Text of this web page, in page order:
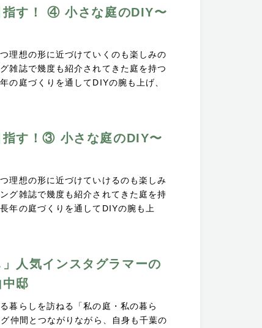
指す！ ④ 小さな庭のDIY〜
理想の形に近づけていくのも楽しみの
雑誌で幾度も紹介されてきた庭を持つ
の庭づくりを通してDIYの腕も上げ、
指す！③ 小さな庭のDIY〜
理想の形に近づけていけるのも楽しみ
グ雑誌で幾度も紹介されてきた庭を持
年の庭づくりを通してDIYの腕も上
」人気インスタグラマーの
邸
暮らしを訪ねる「私の庭・私の暮ら
仲間とつながりながら、自身も千葉の